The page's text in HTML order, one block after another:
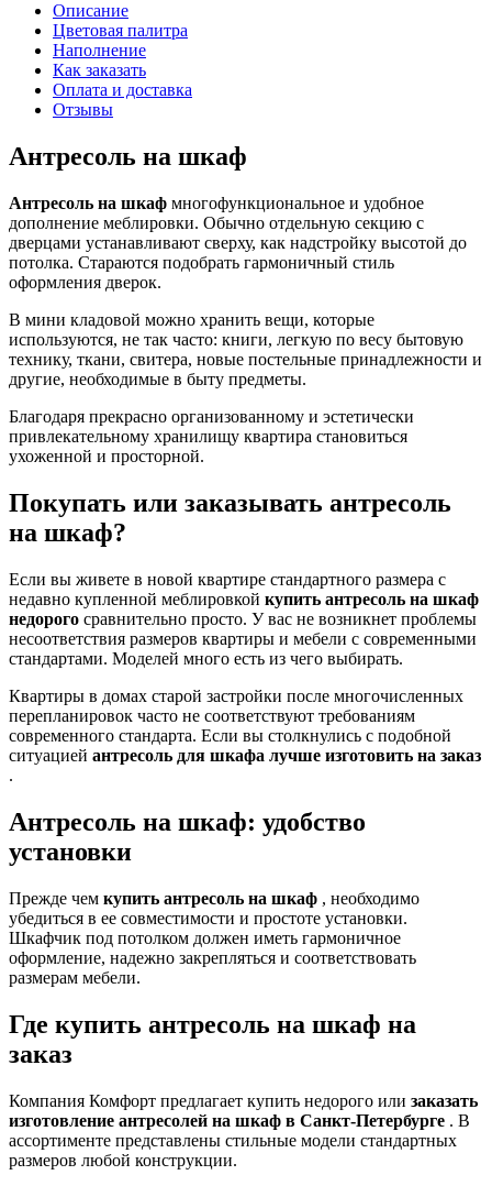
Описание
Цветовая палитра
Наполнение
Как заказать
Оплата и доставка
Отзывы
Антресоль на шкаф
Антресоль на шкаф многофункциональное и удобное
дополнение меблировки. Обычно отдельную секцию с
дверцами устанавливают сверху, как надстройку высотой до
потолка. Стараются подобрать гармоничный стиль
оформления дверок.
В мини кладовой можно хранить вещи, которые
используются, не так часто: книги, легкую по весу бытовую
технику, ткани, свитера, новые постельные принадлежности и
другие, необходимые в быту предметы.
Благодаря прекрасно организованному и эстетически
привлекательному хранилищу квартира становиться
ухоженной и просторной.
Покупать или заказывать антресоль
на шкаф?
Если вы живете в новой квартире стандартного размера с
недавно купленной меблировкой купить антресоль на шкаф
недорого сравнительно просто. У вас не возникнет проблемы
несоответствия размеров квартиры и мебели с современными
стандартами. Моделей много есть из чего выбирать.
Квартиры в домах старой застройки после многочисленных
перепланировок часто не соответствуют требованиям
современного стандарта. Если вы столкнулись с подобной
ситуацией антресоль для шкафа лучше изготовить на заказ
.
Антресоль на шкаф: удобство
установки
Прежде чем купить антресоль на шкаф , необходимо
убедиться в ее совместимости и простоте установки.
Шкафчик под потолком должен иметь гармоничное
оформление, надежно закрепляться и соответствовать
размерам мебели.
Где купить антресоль на шкаф на
заказ
Компания Комфорт предлагает купить недорого или заказать
изготовление антресолей на шкаф в Санкт-Петербурге . В
ассортименте представлены стильные модели стандартных
размеров любой конструкции.